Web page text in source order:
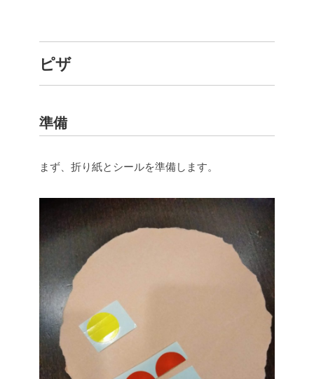
ピザ
準備
まず、折り紙とシールを準備します。